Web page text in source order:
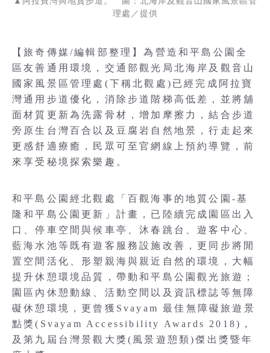
理處／提供
【旅奇傳媒/編輯部整理】為營造和平島公園全
區友善通用環境，交通部觀光局北海岸及觀音山
國家風景區管理處(下稱北觀處)已經完成阿拉寶
灣通用步道優化，消除步道階梯高低差，並將舖
面材質更新為洗露骨材，增加摩擦力，結合步道
旁原生台灣百合以及豆腐岩自然地景，行走起來
更感舒適療癒，民眾可至官網線上預約導覽，前
來享受秘境探索樂趣。
和平島公園經北觀處「百觀海事的地質公園-基
隆和平島公園更新」計畫，已陸續完成園區出入
口、停車空間與候車亭、沐春跳台、遊客中心、
藍海水池等既有遊客服務設施改善，更同步將閒
置空間活化、形塑親海與親近自然的環境，大幅
提升休憩環境品質，帶動和平島公園觀光旅遊；
園區內休憩動線、活動空間以及資訊標誌等無障
礙休憩環境，更曾獲Svayam 最佳無障礙旅遊景
點獎(Svayam Accessibility Awards 2018)，
及第九屆台灣景觀大獎(風景遊憩類)傑出獎暨年